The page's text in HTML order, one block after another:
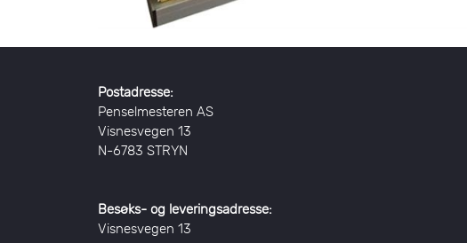
Postadresse:
Penselmesteren AS
Visnesvegen 13
N-6783 STRYN
Besøks- og leveringsadresse:
Visnesvegen 13